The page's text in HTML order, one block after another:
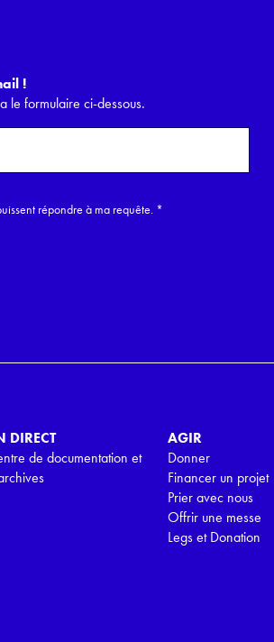
!
le formulaire ci-dessous.
répondre à ma requête. *
DIRECT
de documentation et
AGIR
Donner
Financer un projet
Prier avec nous
Offrir une messe
Legs et Donation